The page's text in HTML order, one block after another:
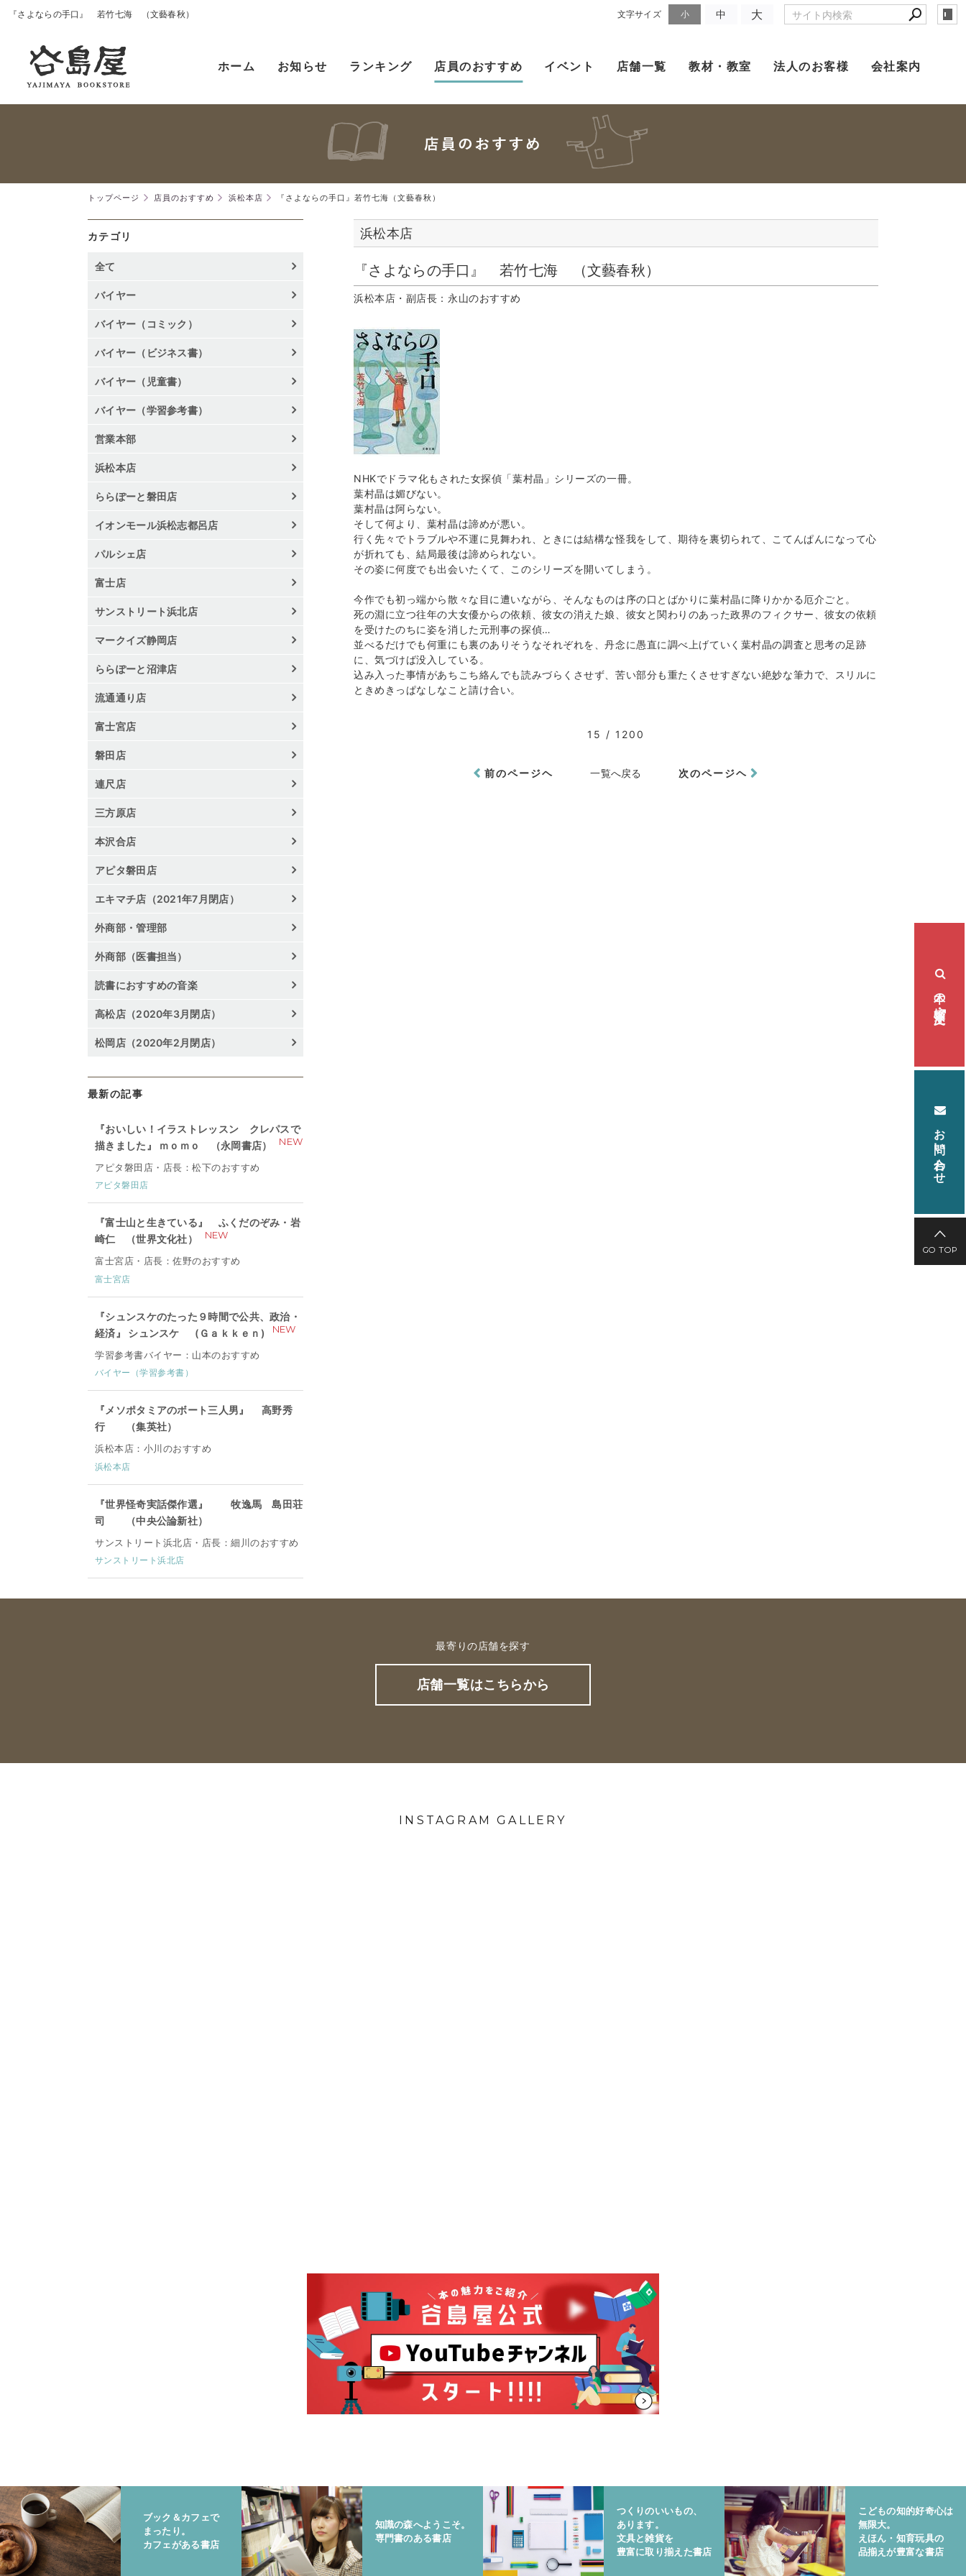
『さよならの手口』 若竹七海 （文藝春秋） 文字サイズ 小 中 大
本の検索・注文
お問い合わせ
GO TOP
ホーム お知らせ ランキング 店員のおすすめ イベント 店舗一覧 教材・教室 法人のお客様 会社案内
トップページ 店員のおすすめ 浜松本店 『さよならの手口』若竹七海（文藝春秋）
浜松本店
『さよならの手口』 若竹七海 （文藝春秋）
浜松本店・副店長：永山のおすすめ
NHKでドラマ化もされた女探偵「葉村晶」シリーズの一冊。
葉村晶は媚びない。
葉村晶は阿らない。
そして何より、葉村晶は諦めが悪い。
行く先々でトラブルや不運に見舞われ、ときには結構な怪我をして、期待を裏切られて、こてんぱんになって心
が折れても、結局最後は諦められない。
その姿に何度でも出会いたくて、このシリーズを開いてしまう。
今作でも初っ端から散々な目に遭いながら、そんなものは序の口とばかりに葉村晶に降りかかる厄介ごと。
死の淵に立つ往年の大女優からの依頼、彼女の消えた娘、彼女と関わりのあった政界のフィクサー、彼女の依頼
を受けたのちに姿を消した元刑事の探偵…
並べるだけでも何重にも裏のありそうなそれぞれを、丹念に愚直に調べ上げていく葉村晶の調査と思考の足跡
に、気づけば没入している。
込み入った事情があちこち絡んでも読みづらくさせず、苦い部分も重たくさせすぎない絶妙な筆力で、スリルに
ときめきっぱなしなこと請け合い。
15 / 1200
前のページヘ 一覧へ戻る 次のページヘ
カテゴリ
全て
バイヤー
バイヤー（コミック）
バイヤー（ビジネス書）
バイヤー（児童書）
バイヤー（学習参考書）
営業本部
浜松本店
ららぽーと磐田店
イオンモール浜松志都呂店
パルシェ店
富士店
サンストリート浜北店
マークイズ静岡店
ららぽーと沼津店
流通通り店
富士宮店
磐田店
連尺店
三方原店
本沢合店
アピタ磐田店
エキマチ店（2021年7月閉店）
外商部・管理部
外商部（医書担当）
読書におすすめの音楽
高松店（2020年3月閉店）
松岡店（2020年2月閉店）
最新の記事
『おいしい！イラストレッスン クレパスで
描きました』 ｍｏｍｏ （永岡書店）
NEW
アピタ磐田店・店長：松下のおすすめ
アピタ磐田店
『富士山と生きている』 ふくだのぞみ・岩
崎仁 （世界文化社）
NEW
富士宮店・店長：佐野のおすすめ
富士宮店
『シュンスケのたった９時間で公共、政治・
経済』 シュンスケ (Ｇａｋｋｅｎ)
NEW
学習参考書バイヤー：山本のおすすめ
バイヤー（学習参考書）
『メソポタミアのボート三人男』 高野秀
行 （集英社）
浜松本店：小川のおすすめ
浜松本店
『世界怪奇実話傑作選』 牧逸馬 島田荘
司 （中央公論新社）
サンストリート浜北店・店長：細川のおすすめ
サンストリート浜北店
最寄りの店舗を探す
店舗一覧はこちらから
INSTAGRAM GALLERY
ブック＆カフェで
まったり。
カフェがある書店
知識の森へようこそ。
専門書のある書店
つくりのいいもの、
あります。
文具と雑貨を
豊富に取り揃えた書店
こどもの知的好奇心は
無限大。
えほん・知育玩具の
品揃えが豊富な書店